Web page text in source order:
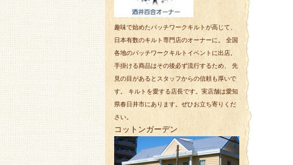
趣味で始めたパッチワークキルトが高じて、
日本有数のキルト専門店のオーナーに。 全国
各地のパッチワークキルトイベントに出店。
手掛ける商品はその後必ず流行するため、 先
見の目があるとスタッフからの信頼も厚いで
す。 キルトを愛する店長です。実店舗は愛知
県春日井市にあります。ぜひお立ち寄りくだ
さい。
コットンガーデン